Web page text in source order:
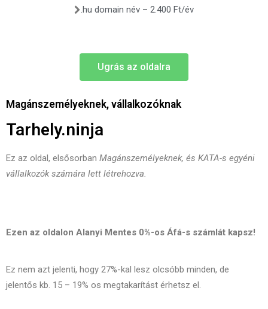
.hu domain név – 2.400 Ft/év
Ugrás az oldalra
Magánszemélyeknek, vállalkozóknak
Tarhely.ninja
Ez az oldal, elsősorban Magánszemélyeknek, és KATA-s egyéni
vállalkozók számára lett létrehozva.
Ezen az oldalon Alanyi Mentes 0%-os Áfá-s számlát kapsz!
Ez nem azt jelenti, hogy 27%-kal lesz olcsóbb minden, de
jelentős kb. 15 – 19% os megtakarítást érhetsz el.